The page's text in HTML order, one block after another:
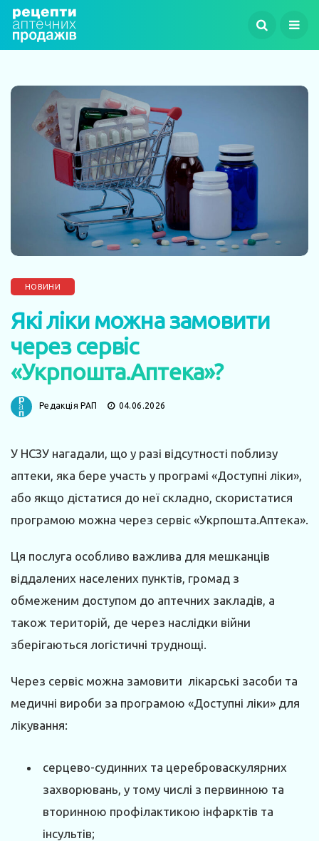
НОВИНИ
Які ліки можна замовити
через сервіс
«Укрпошта.Аптека»?
Редакція РАП 04.06.2026
У НСЗУ нагадали, що у разі відсутності поблизу
аптеки, яка бере участь у програмі «Доступні ліки»,
або якщо дістатися до неї складно, скористатися
програмою можна через сервіс «Укрпошта.Аптека».
Ця послуга особливо важлива для мешканців
віддалених населених пунктів, громад з
обмеженим доступом до аптечних закладів, а
також територій, де через наслідки війни
зберігаються логістичні труднощі.
Через сервіс можна замовити лікарські засоби та
медичні вироби за програмою «Доступні ліки» для
лікування:
серцево-судинних та цереброваскулярних
захворювань, у тому числі з первинною та
вторинною профілактикою інфарктів та
інсультів;